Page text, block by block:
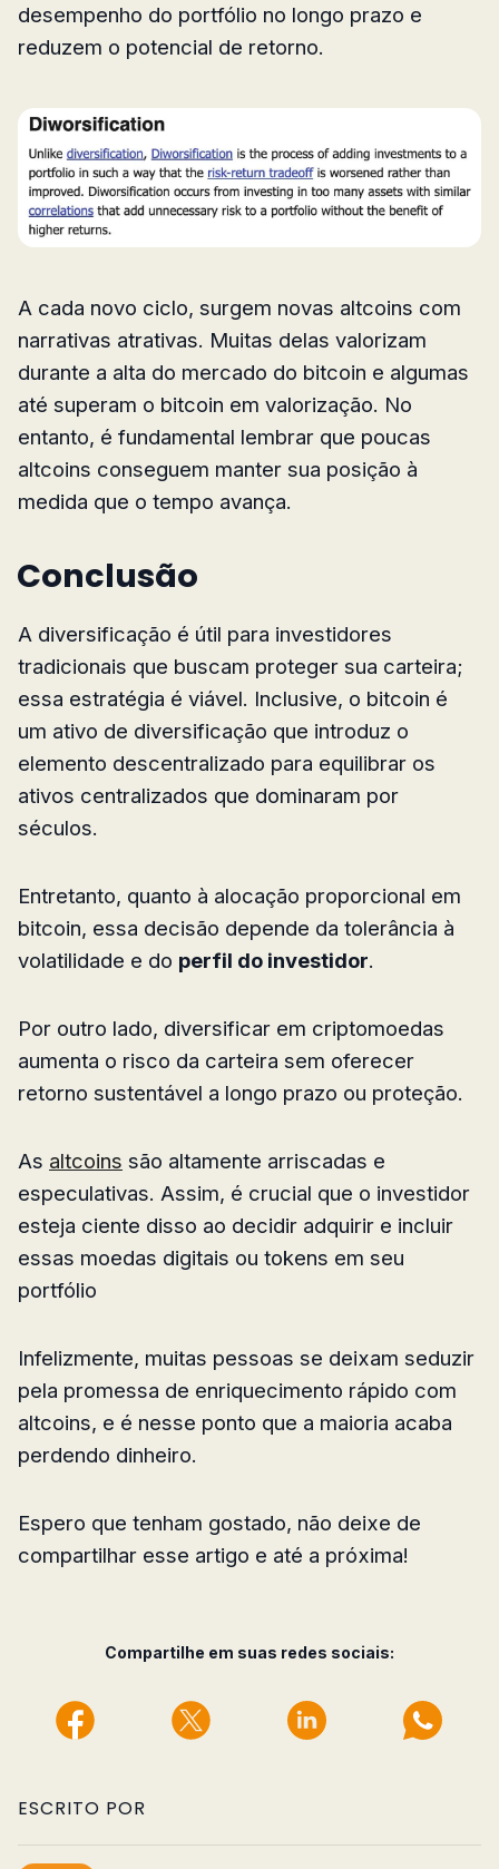
desempenho do portfólio no longo prazo e
reduzem o potencial de retorno.
A cada novo ciclo, surgem novas altcoins com
narrativas atrativas. Muitas delas valorizam
durante a alta do mercado do bitcoin e algumas
até superam o bitcoin em valorização. No
entanto, é fundamental lembrar que poucas
altcoins conseguem manter sua posição à
medida que o tempo avança.
Conclusão
A diversificação é útil para investidores
tradicionais que buscam proteger sua carteira;
essa estratégia é viável. Inclusive, o bitcoin é
um ativo de diversificação que introduz o
elemento descentralizado para equilibrar os
ativos centralizados que dominaram por
séculos.
Entretanto, quanto à alocação proporcional em
bitcoin, essa decisão depende da tolerância à
volatilidade e do perfil do investidor.
Por outro lado, diversificar em criptomoedas
aumenta o risco da carteira sem oferecer
retorno sustentável a longo prazo ou proteção.
As altcoins são altamente arriscadas e
especulativas. Assim, é crucial que o investidor
esteja ciente disso ao decidir adquirir e incluir
essas moedas digitais ou tokens em seu
portfólio
Infelizmente, muitas pessoas se deixam seduzir
pela promessa de enriquecimento rápido com
altcoins, e é nesse ponto que a maioria acaba
perdendo dinheiro.
Espero que tenham gostado, não deixe de
compartilhar esse artigo e até a próxima!
Compartilhe em suas redes sociais:
ESCRITO POR